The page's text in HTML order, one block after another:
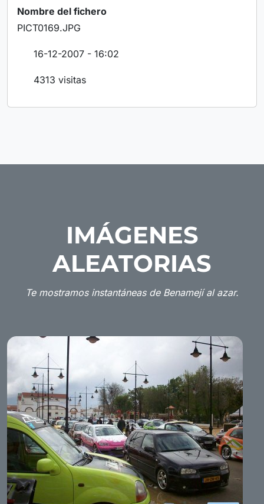
Nombre del fichero
PICT0169.JPG
16-12-2007 - 16:02
4313 visitas
IMÁGENES
ALEATORIAS
Te mostramos instantáneas de Benamejí al azar.